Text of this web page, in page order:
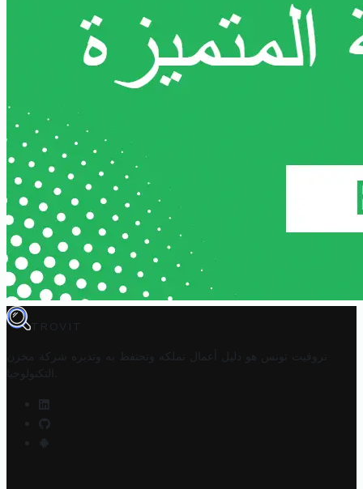
TROVIT
تروفيت تونس هو دليل أعمال تملكه وتحتفظ به وتديره
شركة مخزن
التكنولوجيا